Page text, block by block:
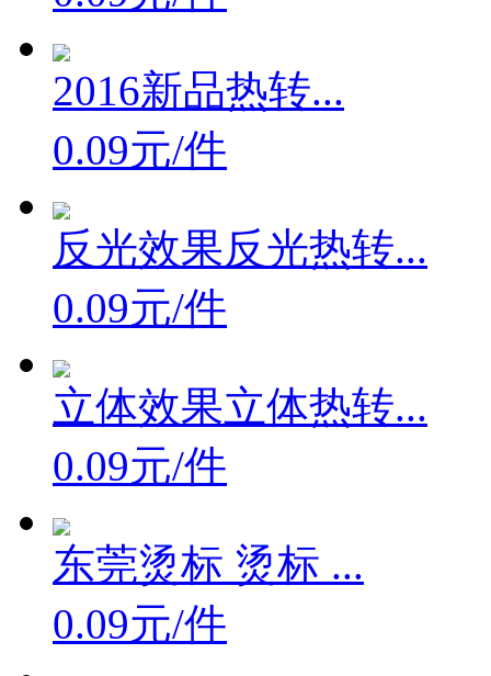
2016新品热转...
0.09元/件
反光效果反光热转...
0.09元/件
立体效果立体热转...
0.09元/件
东莞烫标 烫标 ...
0.09元/件